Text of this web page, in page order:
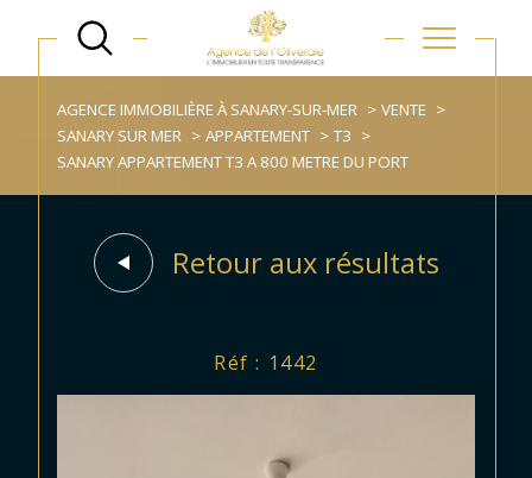
AGENCE IMMOBILIÈRE À SANARY-SUR-MER
VENTE
SANARY SUR MER
APPARTEMENT
T3
SANARY APPARTEMENT T3 A 800 METRE DU PORT
Retour aux résultats
Réf : 1442